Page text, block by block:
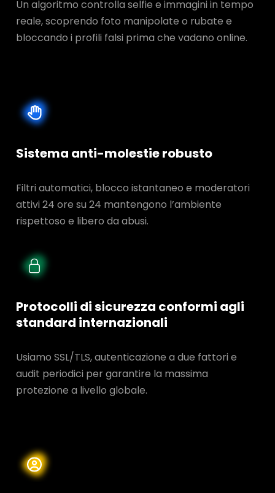
Un algoritmo controlla selfie e immagini in tempo
reale, scoprendo foto manipolate o rubate e
bloccando i profili falsi prima che vadano online.
Sistema anti-molestie robusto
Filtri automatici, blocco istantaneo e moderatori
attivi 24 ore su 24 mantengono l’ambiente
rispettoso e libero da abusi.
Protocolli di sicurezza conformi agli
standard internazionali
Usiamo SSL/TLS, autenticazione a due fattori e
audit periodici per garantire la massima
protezione a livello globale.